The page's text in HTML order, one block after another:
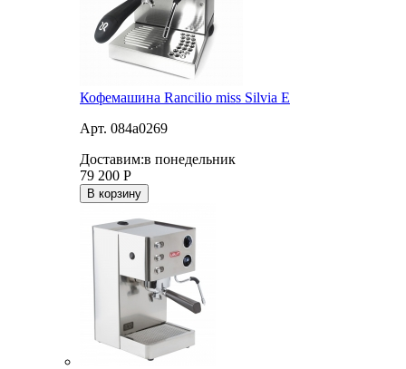
Кофемашина Rancilio miss Silvia E
Арт. 084a0269
Доставим:в понедельник
79 200 Р
В корзину